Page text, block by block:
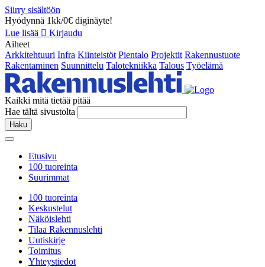
Siirry sisältöön
Hyödynnä 1kk/0€ diginäyte!
Lue lisää
Kirjaudu
Aiheet
Arkkitehtuuri Infra Kiinteistöt Pientalo Projektit Rakennustuote
Rakentaminen Suunnittelu Talotekniikka Talous Työelämä
Kaikki mitä tietää pitää
Hae tältä sivustolta
Haku
Etusivu
100 tuoreinta
Suurimmat
100 tuoreinta
Keskustelut
Näköislehti
Tilaa Rakennuslehti
Uutiskirje
Toimitus
Yhteystiedot